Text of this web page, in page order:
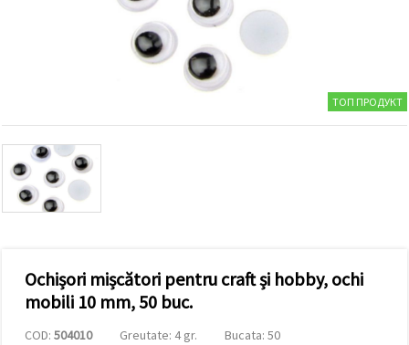
vizitele.
Puteți fi de
acord să
utilizați
toate
site!" Sau să
vă indicați
preferințele
selectând
ТОП ПРОДУКТ
Ochișori mișcători pentru craft și hobby, ochi
mobili 10 mm, 50 buc.
COD: 504010 Greutate: 4 gr.
Bucata: 50